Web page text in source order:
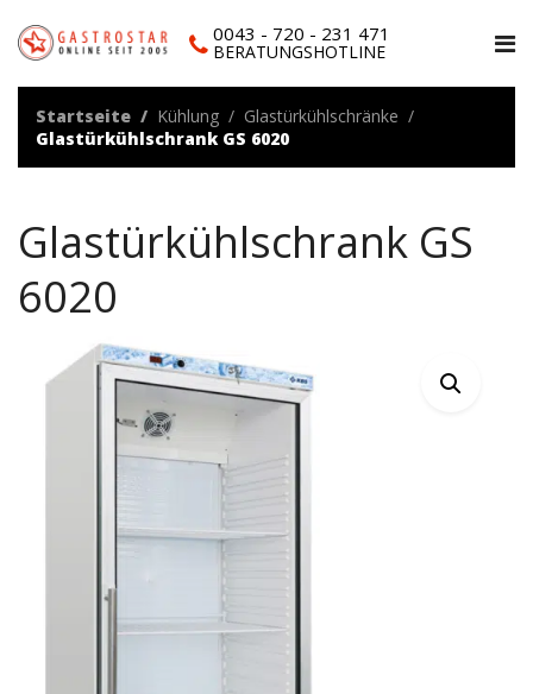
0043 - 720 - 231 471
BERATUNGSHOTLINE
Startseite Kühlung
Glastürkühlschränke
Glastürkühlschrank GS 6020
Glastürkühlschrank GS
6020